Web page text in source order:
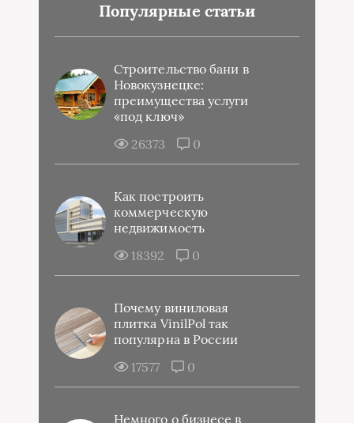
Популярные статьи
Строительство бани в
Новокузнецке:
преимущества услуги
«под ключ»
26373
0
Как построить
коммерческую
недвижимость
18392
0
Почему виниловая
плитка VinilPol так
популярна в России
17577
0
Немного о бизнесе в